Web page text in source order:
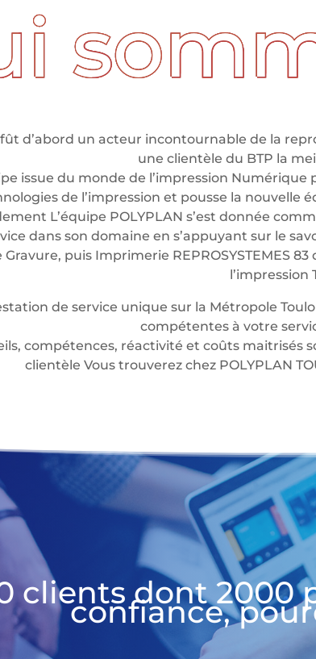
fût d’abord un acteur incontournable de la
une clientèle du BTP la
issue du monde de l’impression
de l’impression et pousse la
L’équipe POLYPLAN s’est donnée
dans son domaine en s’appuyant sur le
Gravure, puis Imprimerie REPROSYSTEMES
l’impression
de service unique sur la Métropole
compétentes à votre
compétences, réactivité et coûts maitrisés
clientèle Vous trouverez chez POLYPLAN
clients dont 2000
confiance,